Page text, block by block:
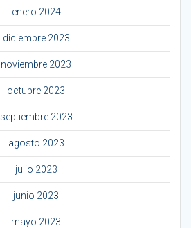
enero 2024
diciembre 2023
noviembre 2023
octubre 2023
septiembre 2023
agosto 2023
julio 2023
junio 2023
mayo 2023